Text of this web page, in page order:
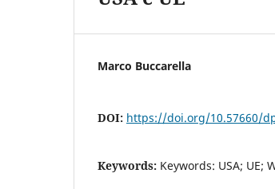
Marco Buccarella
DOI: https://doi.org/10.57660/
Keywords: Keywords: USA; UE;